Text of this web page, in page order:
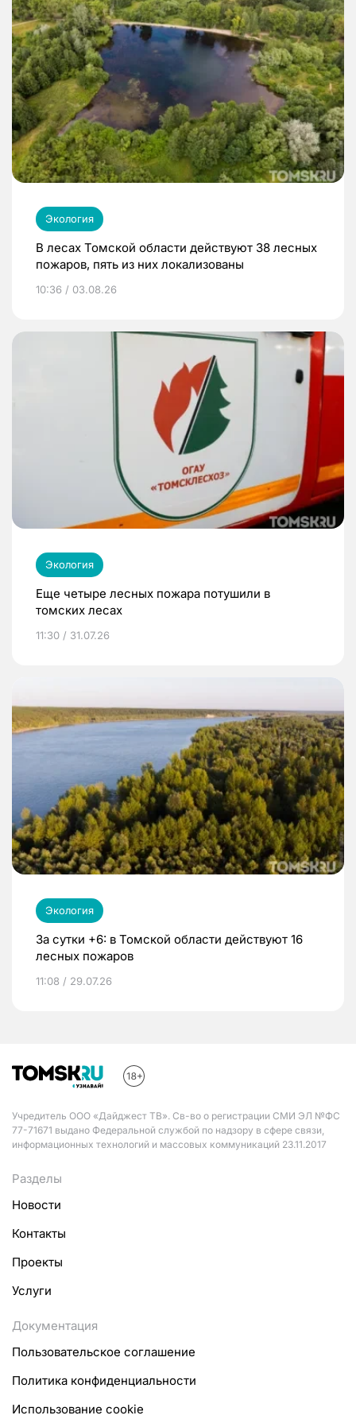
Экология
В лесах Томской области действуют 38 лесных
пожаров, пять из них локализованы
10:36 / 03.08.26
Экология
Еще четыре лесных пожара потушили в
томских лесах
11:30 / 31.07.26
Экология
За сутки +6: в Томской области действуют 16
лесных пожаров
11:08 / 29.07.26
Учредитель ООО «Дайджест ТВ». Св-во о регистрации СМИ ЭЛ №ФС
77-71671 выдано Федеральной службой по надзору в сфере связи,
информационных технологий и массовых коммуникаций 23.11.2017
Разделы
Новости
Контакты
Проекты
Услуги
Документация
Пользовательское соглашение
Политика конфиденциальности
Использование cookie